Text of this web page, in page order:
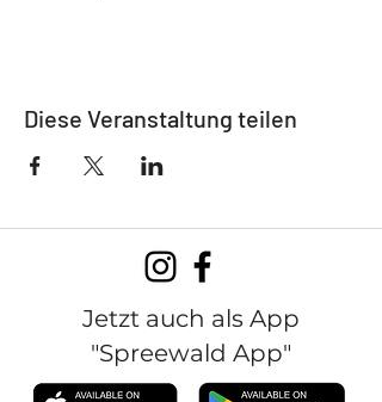
Diese Veranstaltung teilen
Jetzt auch als App
"Spreewald App"